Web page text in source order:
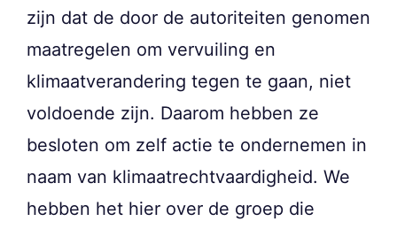
zijn dat de door de autoriteiten genomen
maatregelen om vervuiling en
klimaatverandering tegen te gaan, niet
voldoende zijn. Daarom hebben ze
besloten om zelf actie te ondernemen in
naam van klimaatrechtvaardigheid. We
hebben het hier over de groep die